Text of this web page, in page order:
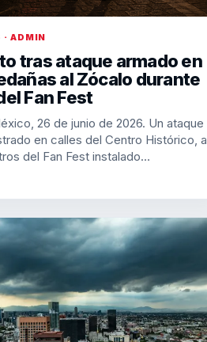
ADMIN
tras ataque armado en
al Zócalo durante
Fan Fest
26 de junio de 2026. Un ataque
en calles del Centro Histórico, a
del Fan Fest instalado…